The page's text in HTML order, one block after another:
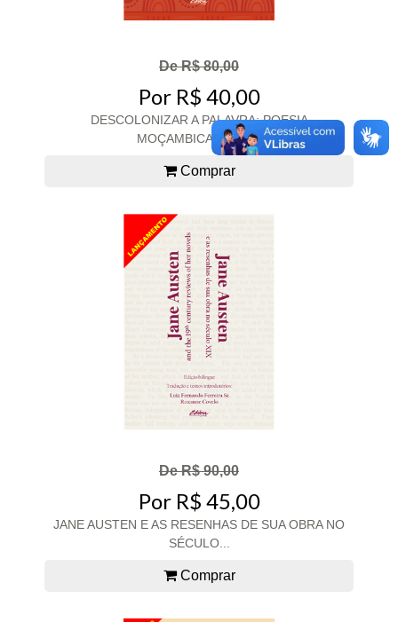
De R$ 80,00
Por R$ 40,00
DESCOLONIZAR A PALAVRA: POESIA
MOÇAMBICANA DO...
Comprar
De R$ 90,00
Por R$ 45,00
JANE AUSTEN E AS RESENHAS DE SUA OBRA NO
SÉCULO...
Comprar